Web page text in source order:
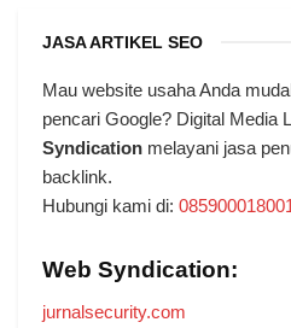
JASA ARTIKEL SEO
Mau website usaha Anda
pencari Google? Digital Media
Syndication melayani jasa
backlink.
Hubungi kami di:
Web Syndication:
jurnalsecurity.com